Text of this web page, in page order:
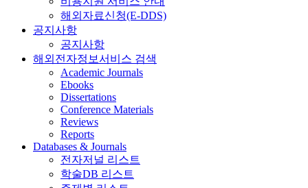
해외자료신청(E-DDS)
공지사항
공지사항
해외전자정보서비스 검색
Academic Journals
Ebooks
Dissertations
Conference Materials
Reviews
Reports
Databases & Journals
전자저널 리스트
학술DB 리스트